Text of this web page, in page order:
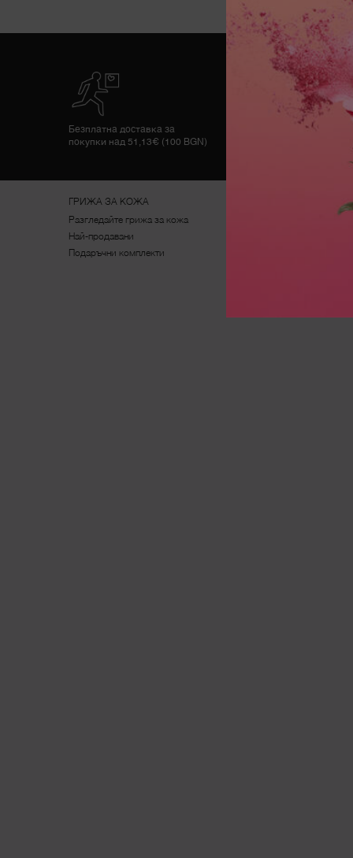
Безплатна доставка за
покупки над 51,13€ (100 BGN)
ГРИЖА ЗА КОЖА
Разгледайте грижа за кожа
Най-продавани
Подаръчни комплекти